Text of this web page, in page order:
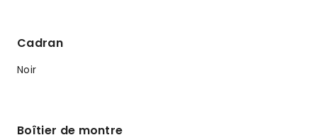
Cadran
Noir
Boîtier de montre